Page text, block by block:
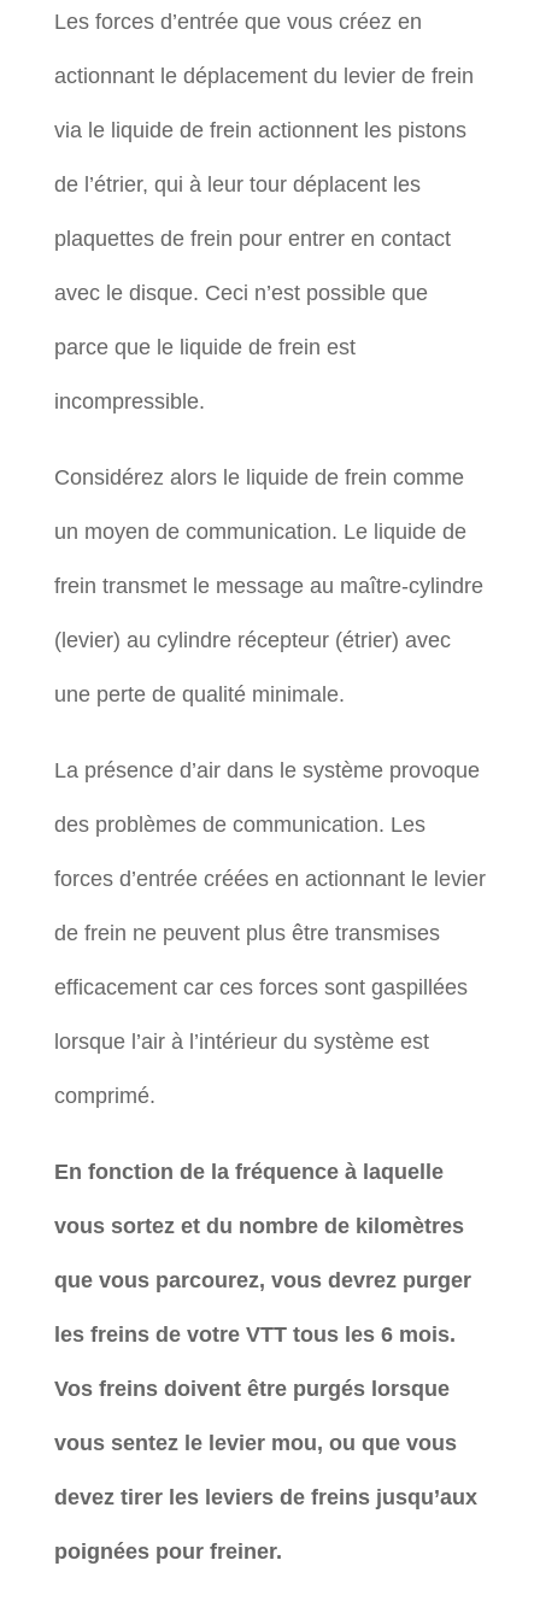
Les forces d’entrée que vous créez en
actionnant le déplacement du levier de frein
via le liquide de frein actionnent les pistons
de l’étrier, qui à leur tour déplacent les
plaquettes de frein pour entrer en contact
avec le disque. Ceci n’est possible que
parce que le liquide de frein est
incompressible.
Considérez alors le liquide de frein comme
un moyen de communication. Le liquide de
frein transmet le message au maître-cylindre
(levier) au cylindre récepteur (étrier) avec
une perte de qualité minimale.
La présence d’air dans le système provoque
des problèmes de communication. Les
forces d’entrée créées en actionnant le levier
de frein ne peuvent plus être transmises
efficacement car ces forces sont gaspillées
lorsque l’air à l’intérieur du système est
comprimé.
En fonction de la fréquence à laquelle
vous sortez et du nombre de kilomètres
que vous parcourez, vous devrez purger
les freins de votre VTT tous les 6 mois.
Vos freins doivent être purgés lorsque
vous sentez le levier mou, ou que vous
devez tirer les leviers de freins jusqu’aux
poignées pour freiner.